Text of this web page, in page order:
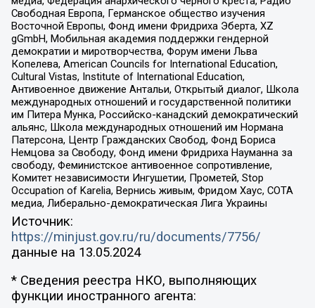
Свободная Европа, Германское общество изучения
Восточной Европы, Фонд имени Фридриха Эберта, XZ
gGmbH, Мобильная академия поддержки гендерной
демократии и миротворчества, Форум имени Льва
Копелева, American Councils for International Education,
Cultural Vistas, Institute of International Education,
Антивоенное движение Антальи, Открытый диалог, Школа
международных отношений и государственной политики
им Питера Мунка, Российско-канадский демократический
альянс, Школа международных отношений им Нормана
Патерсона, Центр Гражданских Свобод, Фонд Бориса
Немцова за Свободу, Фонд имени Фридриха Науманна за
свободу, Феминистское антивоенное сопротивление,
Комитет независимости Ингушетии, Прометей, Stop
Occupation of Karelia, Вернись живым, Фридом Хаус, СОТА
медиа, Либерально-демократическая Лига Украины
Источник:
https://minjust.gov.ru/ru/documents/7756/
данные на 13.05.2024
* Сведения реестра НКО, выполняющих
функции иностранного агента: